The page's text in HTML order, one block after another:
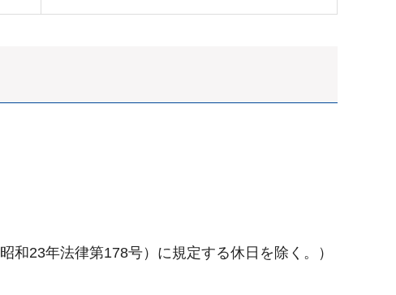
和23年法律第178号）に規定する休日を除く。）